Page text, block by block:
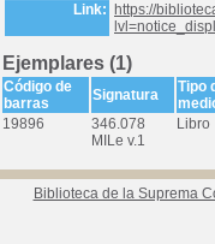
Link:
https://
Ejemplares (1)
Código de
barras
Signatura
Tipo
19896
346.078
MILe v.1
Libro
Biblioteca de la Suprema